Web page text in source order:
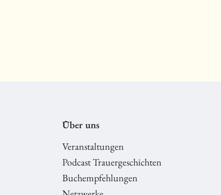
Über uns
Veranstaltungen
Podcast Trauergeschichten
Buchempfehlungen